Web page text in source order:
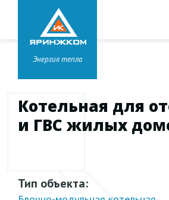
Звонок бесплатный
8 800 333-99-01
Головной офис вЯрославле
+7 (4852) 67-96-00
Энергия тепла
Котельная для
и ГВС жилых
Тип объекта: